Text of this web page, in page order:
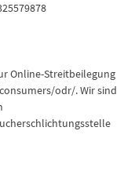
Online-Streitbeilegung
odr/. Wir sind